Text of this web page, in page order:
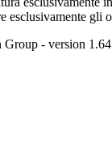
esclusivamente gli
Group - version